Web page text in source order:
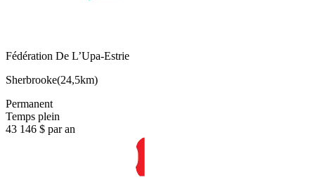
Fédération De L’Upa-Estrie
Sherbrooke(24,5km)
Permanent
Temps plein
43 146 $ par an